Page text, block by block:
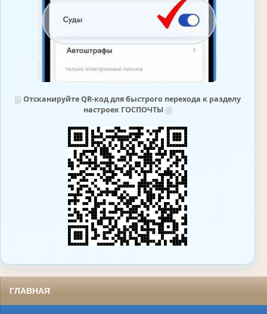
⛆ Отсканируйте QR-код для быстрого перехода к разделу
настроек ГОСПОЧТЫ⛆
ГЛАВНАЯ